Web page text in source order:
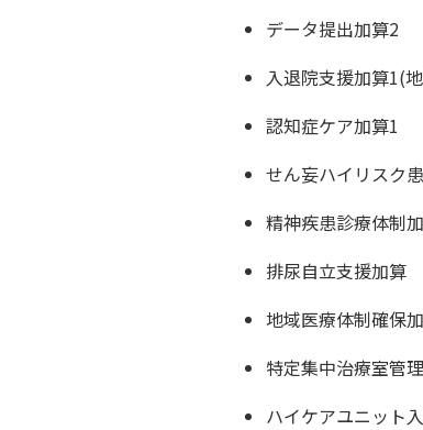
データ提出加算2
入退院支援加算1(
認知症ケア加算1
せん妄ハイリスク
精神疾患診療体制
排尿自立支援加算
地域医療体制確保
特定集中治療室管
ハイケアユニット